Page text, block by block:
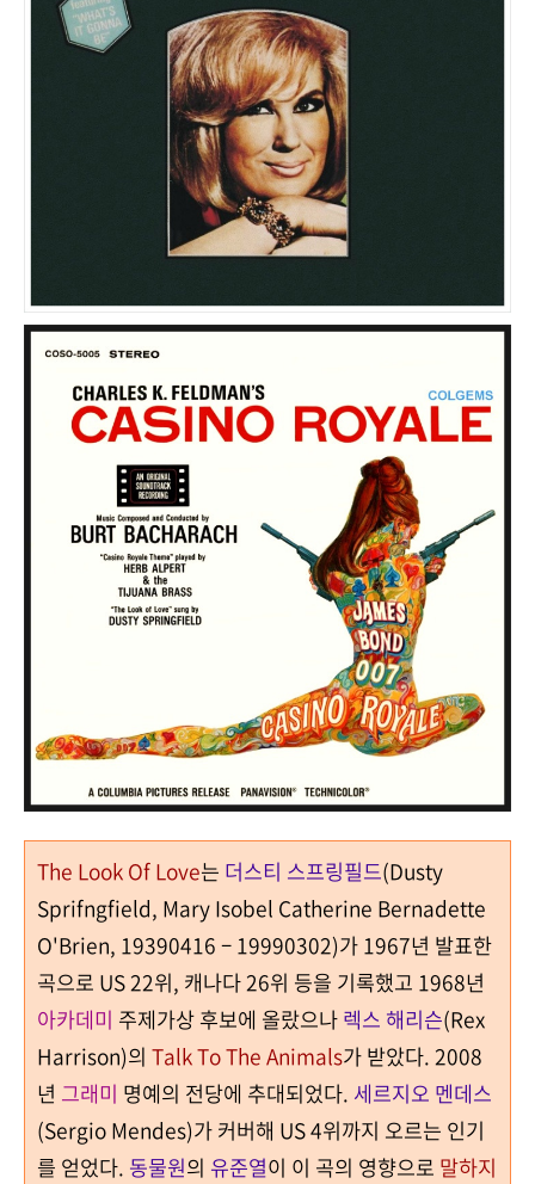
The Look Of Love는 더스티 스프링필드(Dusty
Sprifngfield, Mary Isobel Catherine Bernadette
O'Brien, 19390416 – 19990302)가1967년 발표한
곡으로 US22위, 캐나다 26위 등을 기록했고 1968년
아카데미 주제가상 후보에 올랐으나렉스 해리슨(Rex
Harrison)의 Talk To The Animals가 받았다.2008
년 그래미 명예의 전당에 추대되었다. 세르지오 멘데스
(Sergio Mendes)가 커버해 US4위까지 오르는 인기
를 얻었다. 동물원의 유준열이 이 곡의 영향으로 말하지